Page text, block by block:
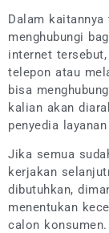
Dalam
menghubungi
internet
telepon atau
bisa
kalian akan
penyedia
Jika semua
kerjakan
dibutuhkan,
menentukan
calon konsumen.